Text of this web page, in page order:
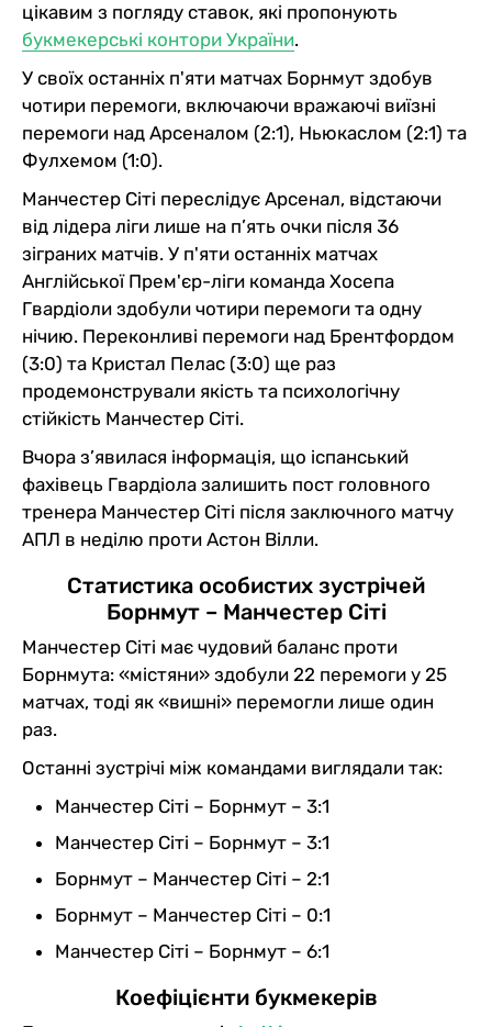
цікавим з погляду ставок, які пропонують
букмекерські контори України.
У своїх останніх п'яти матчах Борнмут здобув
чотири перемоги, включаючи вражаючі виїзні
перемоги над Арсеналом (2:1), Ньюкаслом (2:1) та
Фулхемом (1:0).
Манчестер Сіті переслідує Арсенал, відстаючи
від лідера ліги лише на п’ять очки після 36
зіграних матчів. У п'яти останніх матчах
Англійської Прем'єр-ліги команда Хосепа
Гвардіоли здобули чотири перемоги та одну
нічию. Переконливі перемоги над Брентфордом
(3:0) та Кристал Пелас (3:0) ще раз
продемонстрували якість та психологічну
стійкість Манчестер Сіті.
Вчора з’явилася інформація, що іспанський
фахівець Гвардіола залишить пост головного
тренера Манчестер Сіті після заключного матчу
АПЛ в неділю проти Астон Вілли.
Статистика особистих зустрічей
Борнмут – Манчестер Сіті
Манчестер Сіті має чудовий баланс проти
Борнмута: «містяни» здобули 22 перемоги у 25
матчах, тоді як «вишні» перемогли лише один
раз.
Останні зустрічі між командами виглядали так:
Манчестер Сіті – Борнмут – 3:1
Манчестер Сіті – Борнмут – 3:1
Борнмут – Манчестер Сіті – 2:1
Борнмут – Манчестер Сіті – 0:1
Манчестер Сіті – Борнмут – 6:1
Коефіцієнти букмекерів